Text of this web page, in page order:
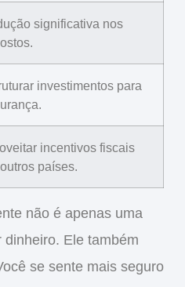
significativa nos
investimentos para
incentivos fiscais
países.
não é apenas uma
Ele também
se sente mais seguro